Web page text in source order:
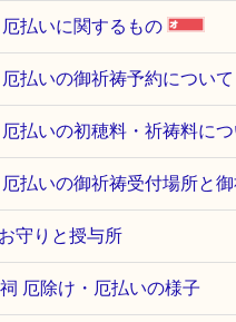
払いに関するもの
払いの御祈祷予約について
払いの初穂料・祈祷料につ
払いの御祈祷受付場所と
守りと授与所
厄除け・厄払いの様子